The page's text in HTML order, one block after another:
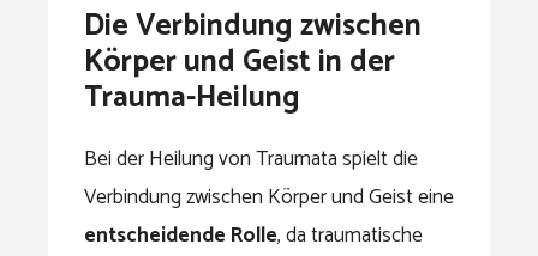
Die Verbindung zwischen
Körper und Geist in der
Trauma-Heilung
Bei der Heilung von Traumata spielt die
Verbindung zwischen Körper und Geist eine
entscheidende Rolle, da traumatische